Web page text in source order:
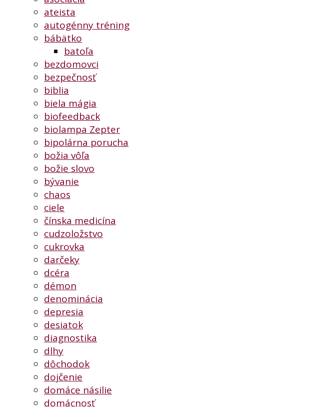
ateista
autogénny tréning
bábätko
batoľa
bezdomovci
bezpečnosť
biblia
biela mágia
biofeedback
biolampa Zepter
bipolárna porucha
božia vôľa
božie slovo
bývanie
chaos
ciele
čínska medicína
cudzoložstvo
cukrovka
darčeky
dcéra
démon
denominácia
depresia
desiatok
diagnostika
dlhy
dôchodok
dojčenie
domáce násilie
domácnosť